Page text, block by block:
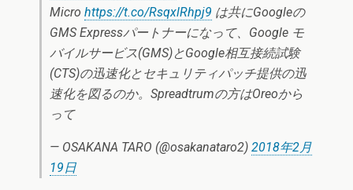
Micro https://t.co/RsqxlRhpj9 は共にGoogleの
GMS Expressパートナーになって、Google モ
バイルサービス(GMS)とGoogle相互接続試験
(CTS)の迅速化とセキュリティパッチ提供の迅
速化を図るのか。Spreadtrumの方はOreoから
って
— OSAKANA TARO (@osakanataro2) 2018年2月
19日